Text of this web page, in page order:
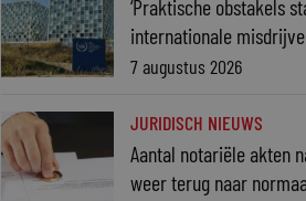
‘Praktische obstakels
internationale
7 augustus 2026
JURIDISCH NIEUWS
Aantal notariële akten
weer terug naar